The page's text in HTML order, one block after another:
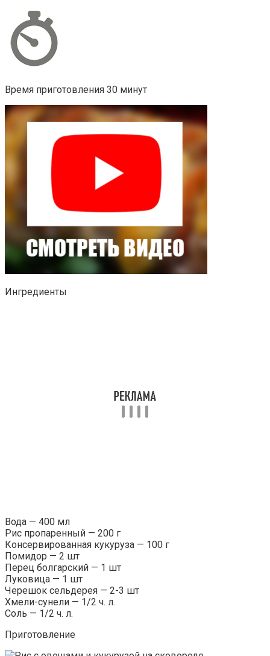
Время приготовления 30 минут
Ингредиенты
Вода — 400 мл
Рис пропаренный — 200 г
Консервированная кукуруза — 100 г
Помидор — 2 шт
Перец болгарский — 1 шт
Луковица — 1 шт
Черешок сельдерея — 2-3 шт
Хмели-сунели — 1/2 ч. л.
Соль — 1/2 ч. л.
Приготовление